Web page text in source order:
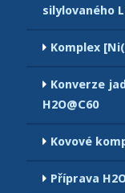
silylovaného
Komplex
Konverze
H2O@C60
Kovové
Příprava